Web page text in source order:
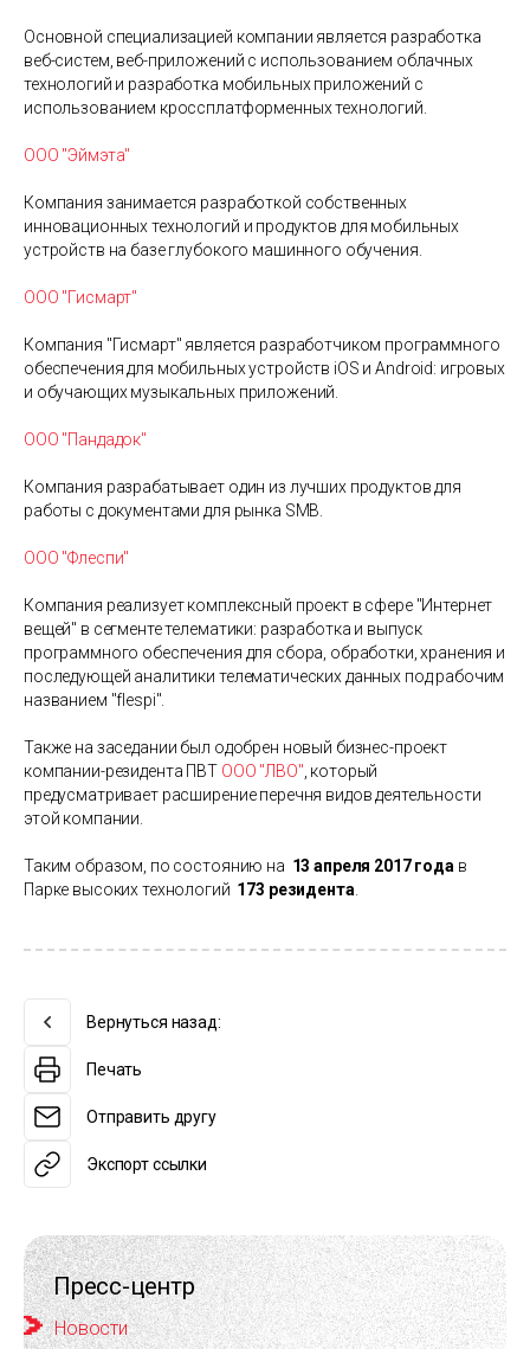
Пресс-центр
Новости
Основной специализацией компании является разработка
веб-систем, веб-приложений с использованием облачных
технологий и разработка мобильных приложений с
использованием кроссплатформенных технологий.
ООО "Эймэта"
Компания занимается разработкой собственных
инновационных технологий и продуктов для мобильных
устройств на базе глубокого машинного обучения.
ООО "Гисмарт"
Компания "Гисмарт" является разработчиком программного
обеспечения для мобильных устройств iOS и Android: игровых
и обучающих музыкальных приложений.
ООО "Пандадок"
Компания разрабатывает один из лучших продуктов для
работы с документами для рынка SMB.
ООО "Флеспи"
Компания реализует комплексный проект в сфере "Интернет
вещей" в сегменте телематики: разработка и выпуск
программного обеспечения для сбора, обработки, хранения и
последующей аналитики телематических данных под рабочим
названием "flespi".
Также на заседании был одобрен новый бизнес-проект
компании-резидента ПВТ ООО "ЛВО" , который
предусматривает расширение перечня видов деятельности
этой компании.
Таким образом, по состоянию на 13 апреля 2017 года в
Парке высоких технологий 173 резидента
Вернуться назад:
Печать
Отправить другу
Экспорт ссылки